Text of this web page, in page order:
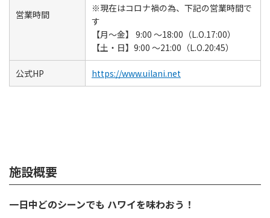
営業時間
※現在はコロナ禍の為、下記の営業時間で
す
【月～金】 9:00 ～18:00（L.O.17:00）
【土・日】9:00 ～21:00（L.O.20:45）
公式HP https://www.uilani.net
施設概要
一日中どのシーンでも ハワイを味わおう！